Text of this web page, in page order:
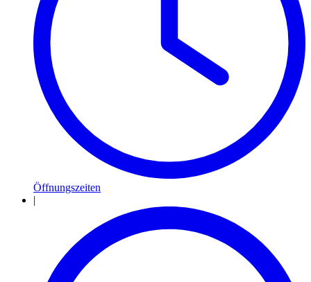
Öffnungszeiten
|